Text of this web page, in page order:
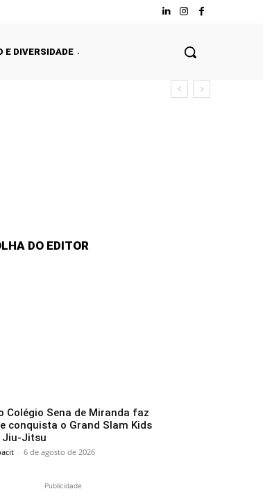
E DIVERSIDADE
DO EDITOR
Colégio Sena de Miranda faz
conquista o Grand Slam Kids
Jiu-Jitsu
- 6 de agosto de 2026
Publicidade